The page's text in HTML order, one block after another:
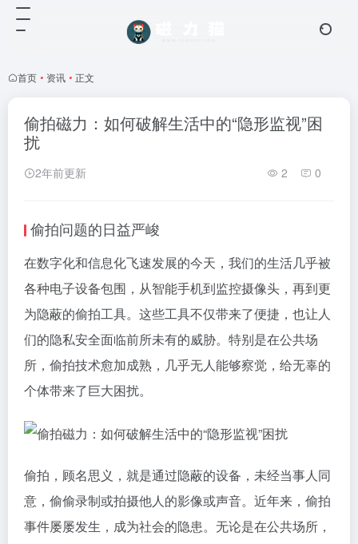
首页 • 资讯 • 正文
偷拍磁力：如何破解生活中的“隐形监视”困
扰
2年前更新 2 0
偷拍问题的日益严峻
在数字化和信息化飞速发展的今天，我们的生活几乎被
各种电子设备包围，从智能手机到监控摄像头，再到更
为隐蔽的偷拍工具。这些工具不仅带来了便捷，也让人
们的隐私安全面临前所未有的威胁。特别是在公共场
所，偷拍技术愈加成熟，几乎无人能够察觉，给无辜的
个体带来了巨大困扰。
偷拍，顾名思义，就是通过隐蔽的设备，未经当事人同
意，偷偷录制或拍摄他人的影像或声音。近年来，偷拍
事件屡屡发生，成为社会的隐患。无论是在公共场所，